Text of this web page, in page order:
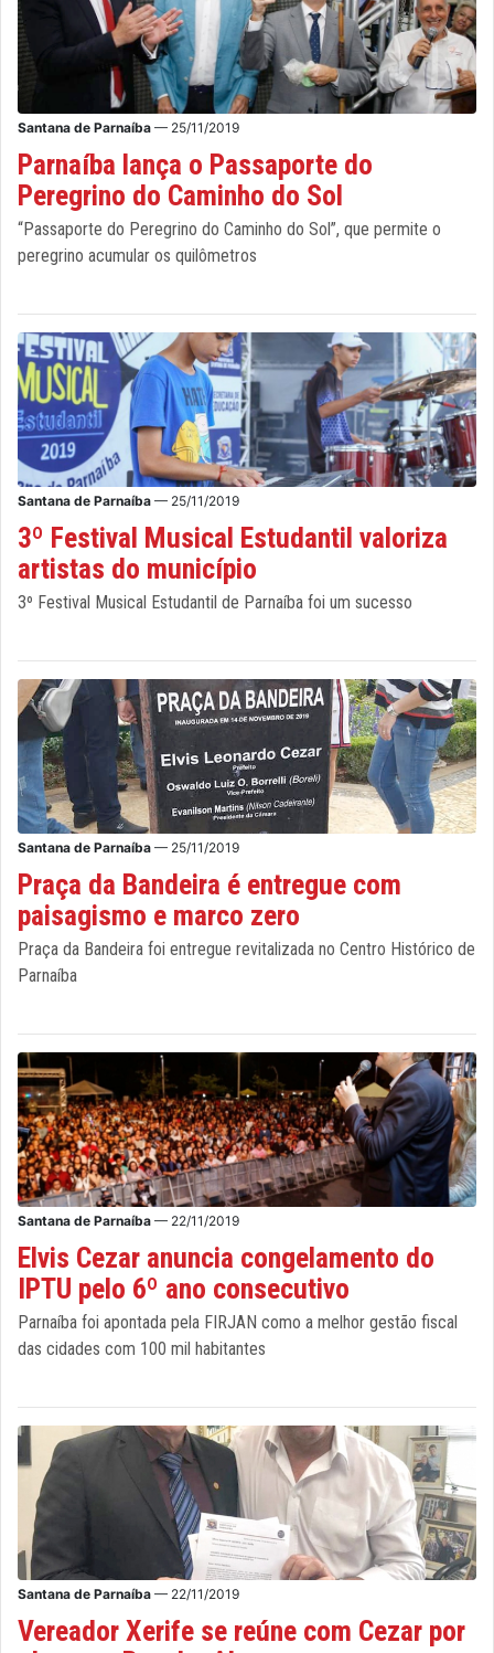
Santana de Parnaíba — 25/11/2019
Parnaíba lança o Passaporte do
Peregrino do Caminho do Sol
“Passaporte do Peregrino do Caminho do Sol”, que permite o
peregrino acumular os quilômetros
Santana de Parnaíba — 25/11/2019
3º Festival Musical Estudantil valoriza
artistas do município
3º Festival Musical Estudantil de Parnaíba foi um sucesso
Santana de Parnaíba — 25/11/2019
Praça da Bandeira é entregue com
paisagismo e marco zero
Praça da Bandeira foi entregue revitalizada no Centro Histórico de
Parnaíba
Santana de Parnaíba — 22/11/2019
Elvis Cezar anuncia congelamento do
IPTU pelo 6º ano consecutivo
Parnaíba foi apontada pela FIRJAN como a melhor gestão fiscal
das cidades com 100 mil habitantes
Santana de Parnaíba — 22/11/2019
Vereador Xerife se reúne com Cezar por